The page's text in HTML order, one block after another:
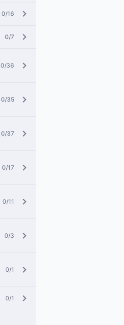
0/16
0/7
0/36
0/35
0/37
0/17
0/11
0/3
0/1
0/1